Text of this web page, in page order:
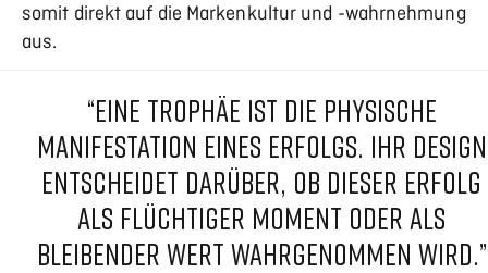
somit direkt auf die Markenkultur und -wahrnehmung
aus.
“EINE TROPHÄE IST DIE PHYSISCHE
MANIFESTATION EINES ERFOLGS. IHR DESIGN
ENTSCHEIDET DARÜBER, OB DIESER ERFOLG
ALS FLÜCHTIGER MOMENT ODER ALS
BLEIBENDER WERT WAHRGENOMMEN WIRD.”